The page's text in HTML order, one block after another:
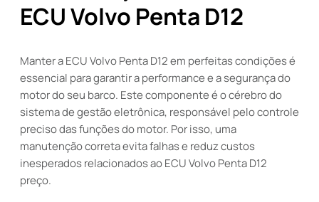
ECU Volvo Penta D12
Manter a ECU Volvo Penta D12 em perfeitas condições é
essencial para garantir a performance e a segurança do
motor do seu barco. Este componente é o cérebro do
sistema de gestão eletrônica, responsável pelo controle
preciso das funções do motor. Por isso, uma
manutenção correta evita falhas e reduz custos
inesperados relacionados ao ECU Volvo Penta D12
preço.